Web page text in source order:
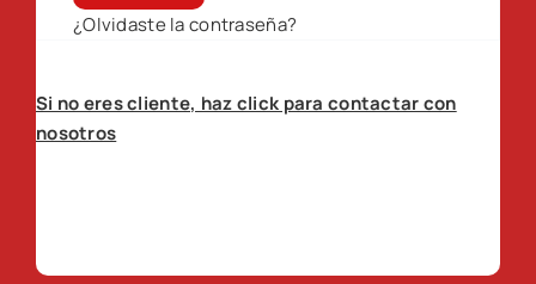
¿Olvidaste la contraseña?
Si no eres cliente, haz click para contactar con
nosotros